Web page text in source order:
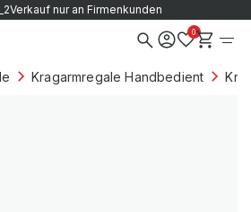
Verkauf nur an Firmenkunden
0
Kragarmregale Handbedient